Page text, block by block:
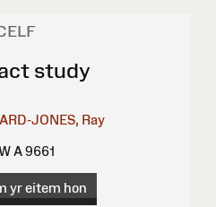
study
JONES, Ray
A 9661
yr eitem hon